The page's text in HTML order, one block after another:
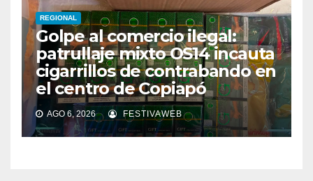
REGIONAL
Golpe al comercio ilegal:
patrullaje mixto OS14 incauta
cigarrillos de contrabando en
el centro de Copiapó
AGO 6, 2026 FESTIVAWEB